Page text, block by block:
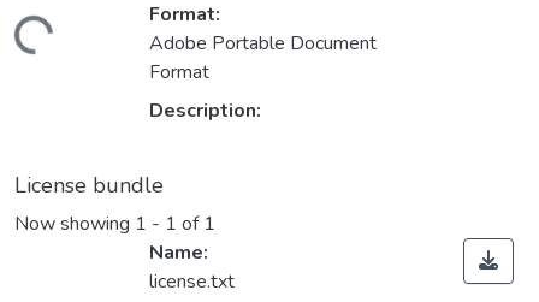
Format:
Adobe Portable Document
Format
Description:
License bundle
Now showing 1 - 1 of 1
Name:
license.txt